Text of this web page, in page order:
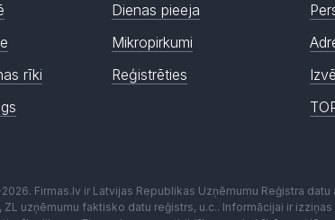
rīki
Dienas pieeja
Mikropirkumi
Reģistrēties
Firmas.lv ir Latvijas Republikas Uzņēmumu Reģistra
uzņēmumu faktisko datu reģistrs, u.c.. Informācijai ir